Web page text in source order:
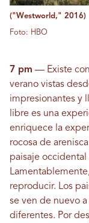
("Westworld," 2016)
Foto: HBO
7 pm — Existe
verano vistas
impresionantes y
libre es una
enriquece la
rocosa de
paisaje
reproducir. Los
se ven de nuevo
diferentes. Por